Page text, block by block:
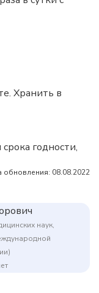
Хранить в
годности,
обновления: 08.08.2022
наук,